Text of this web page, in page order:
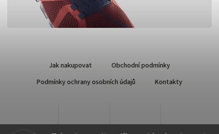
Jak nakupovat
Obchodní podmínky
Podmínky ochrany osobních údajů
Kontakty